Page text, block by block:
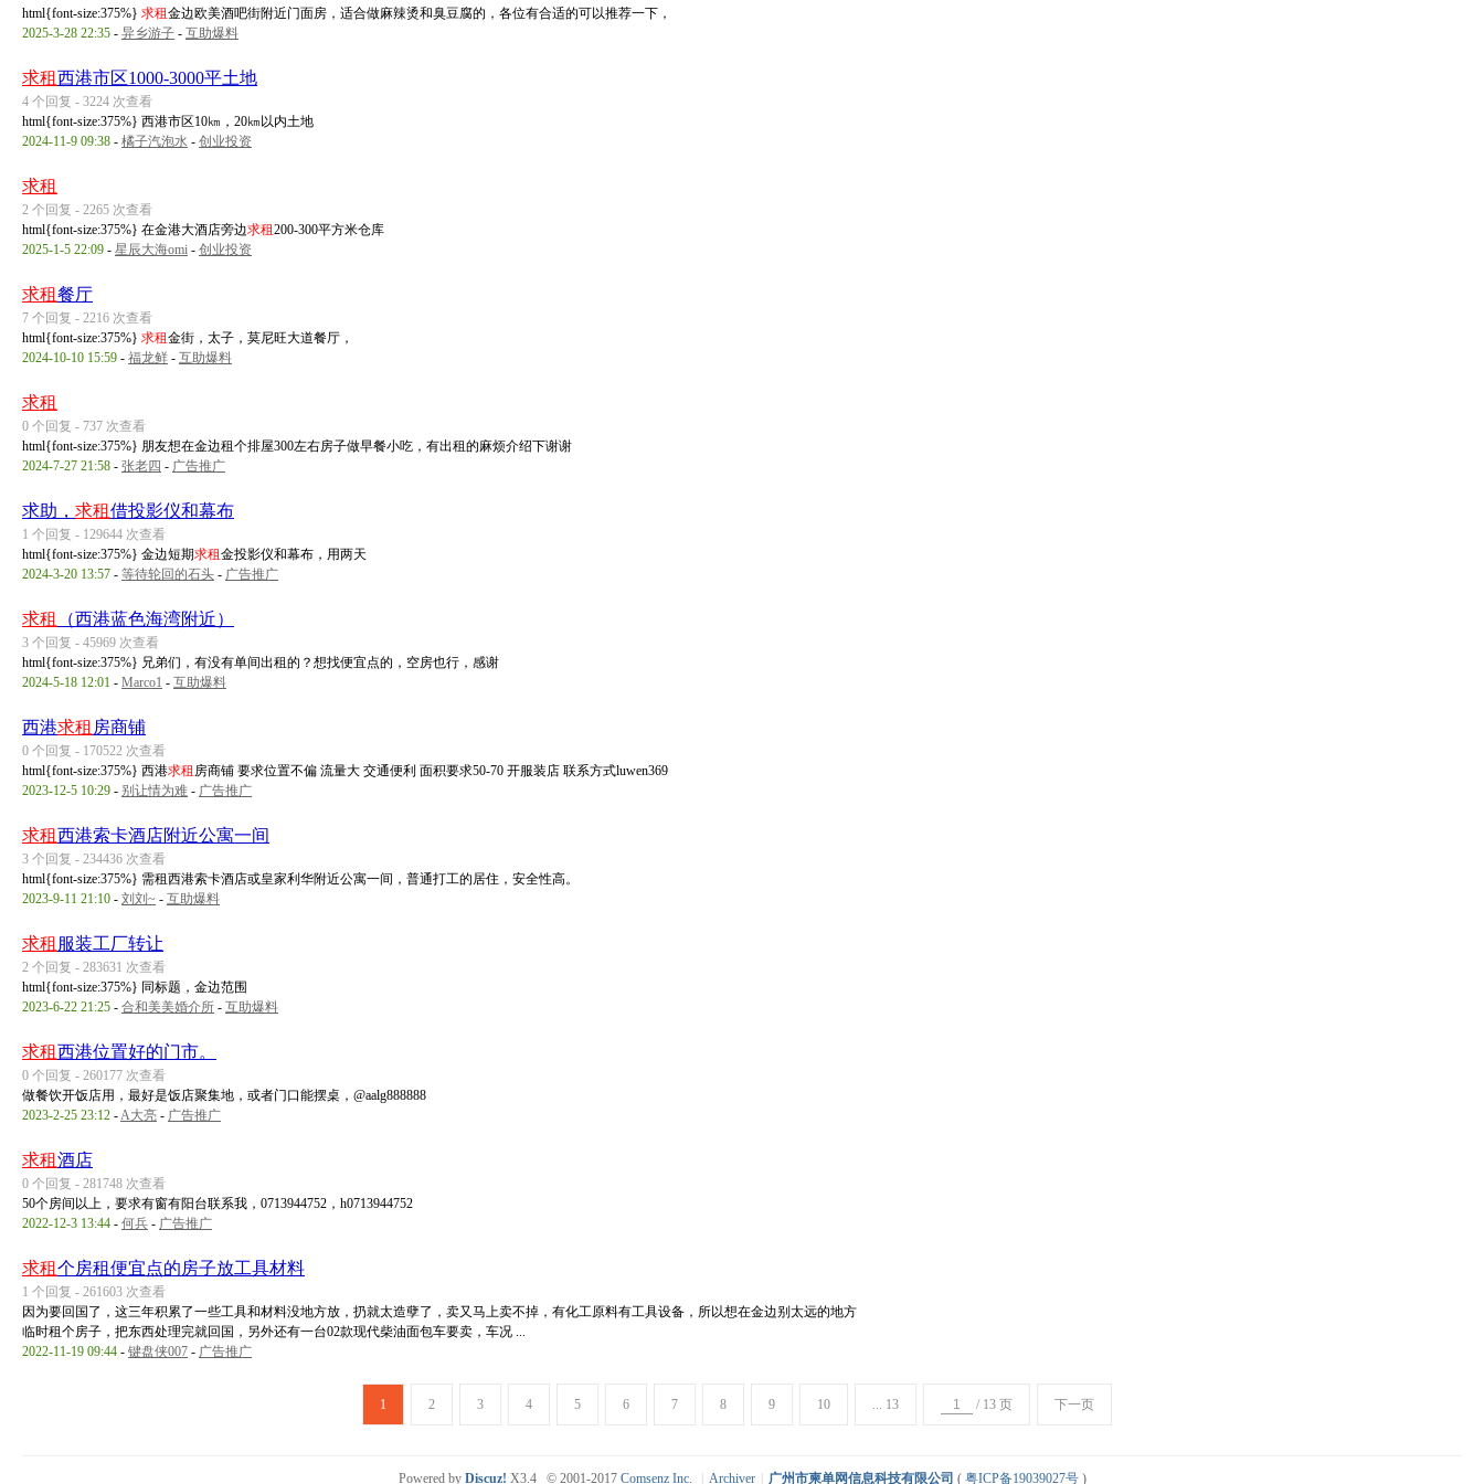
html{font-size:375%} 求租金边欧美酒吧街附近门面房，适合做麻辣烫和臭豆腐的，各位有合适的可以推荐一下，
2025-3-28 22:35 - 异乡游子 - 互助爆料
求租西港市区1000-3000平土地
4 个回复 - 3224 次查看
html{font-size:375%} 西港市区10㎞，20㎞以内土地
2024-11-9 09:38 - 橘子汽泡水 - 创业投资
求租
2 个回复 - 2265 次查看
html{font-size:375%} 在金港大酒店旁边求租200-300平方米仓库
2025-1-5 22:09 - 星辰大海omi - 创业投资
求租餐厅
7 个回复 - 2216 次查看
html{font-size:375%} 求租金街，太子，莫尼旺大道餐厅，
2024-10-10 15:59 - 福龙鲜 - 互助爆料
求租
0 个回复 - 737 次查看
html{font-size:375%} 朋友想在金边租个排屋300左右房子做早餐小吃，有出租的麻烦介绍下谢谢
2024-7-27 21:58 - 张老四 - 广告推广
求助， 求租借投影仪和幕布
1 个回复 - 129644 次查看
html{font-size:375%} 金边短期求租金投影仪和幕布，用两天
2024-3-20 13:57 - 等待轮回的石头 - 广告推广
求租 （西港蓝色海湾附近）
3 个回复 - 45969 次查看
html{font-size:375%} 兄弟们，有没有单间出租的？想找便宜点的，空房也行，感谢
2024-5-18 12:01 - Marco1 - 互助爆料
西港求租 房商铺
0 个回复 - 170522 次查看
html{font-size:375%} 西港求租 房商铺 要求位置不偏 流量大 交通便利 面积要求50-70 开服装店 联系方式luwen369
2023-12-5 10:29 - 别让情为难 - 广告推广
求租西港索卡酒店附近公寓一间
3 个回复 - 234436 次查看
html{font-size:375%} 需租西港索卡酒店或皇家利华附近公寓一间，普通打工的居住，安全性高。
2023-9-11 21:10 - 刘刘~ - 互助爆料
求租 服装工厂转让
2 个回复 - 283631 次查看
html{font-size:375%} 同标题，金边范围
2023-6-22 21:25 - 合和美美婚介所 - 互助爆料
求租西港位置好的门市。
0 个回复 - 260177 次查看
做餐饮开饭店用，最好是饭店聚集地，或者门口能摆桌，@aalg888888
2023-2-25 23:12 -A大亮 - 广告推广
求租酒店
0 个回复 - 281748 次查看
50个房间以上，要求有窗有阳台联系我，0713944752，h0713944752
2022-12-3 13:44 - 何兵 - 广告推广
求租个房租便宜点的房子放工具材料
1 个回复 - 261603 次查看
因为要回国了，这三年积累了一些工具和材料没地方放，扔就太造孽了，卖又马上卖不掉，有化工原料有工具设备，所以想在金边别太远的地方
临时租个房子，把东西处理完就回国，另外还有一台02款现代柴油面包车要卖，车况 ...
2022-11-19 09:44 - 键盘侠007 - 广告推广
1 2 3 4 5 6 7 8 9 10 ... 13 / 13 页 下一页
Powered by Discuz! X3.4 © 2001-2017 Comsenz Inc. Archiver 广州市柬单网信息科技有限公司 ( 粤ICP备19039027号)